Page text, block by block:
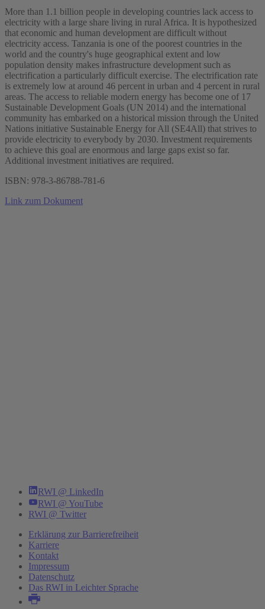
More than 1.1 billion people in developing countries lack access to
electricity with a large share living in rural Africa. It is hypothesized
that economic and human development are difficult without
electricity access. Tanzania is one of the poorest countries in the
world and the country's huge geographical extent and low
population density makes infrastructure development such as
electrification a particularly difficult exercise. The electrification rate
is extremely low at around 46 percent in urban and 4 percent in rural
areas. The access to reliable modern energy has become one of 17
Sustainable Development Goals (UN 2014) and the international
community has embarked on a historical mission through the United
Nations initiative Sustainable Energy for All (SE4All) that strives to
provide electricity to everybody by 2030. Investment requirements
to achieve this goal are enormous and large gaps exist so far.
Additional investment initiatives are required.
ISBN: 978-3-86788-781-6
Link zum Dokument
RWI @ LinkedIn
RWI @ YouTube
RWI @ Twitter
Erklärung zur Barrierefreiheit
Karriere
Kontakt
Impressum
Datenschutz
Das RWI in Leichter Sprache